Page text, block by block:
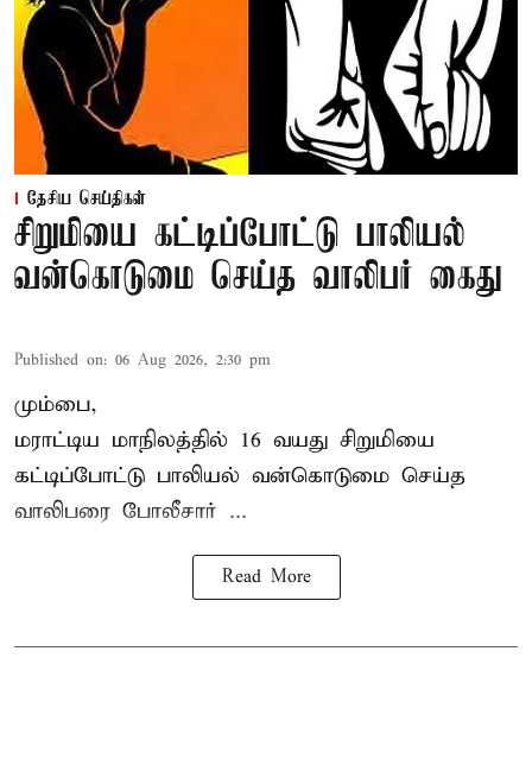
தேசிய செய்திகள்
சிறுமியை கட்டிப்போட்டு பாலியல்
வன்கொடுமை செய்த வாலிபர் கைது
Published on: 06 Aug 2026, 2:30 pm
மும்பை,
மராட்டிய மாநிலத்தில் 16 வயது சிறுமியை
கட்டிப்போட்டு பாலியல் வன்கொடுமை செய்த
வாலிபரை போலீசார் ...
Read More